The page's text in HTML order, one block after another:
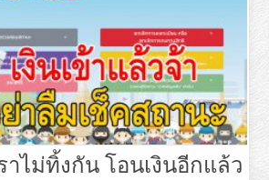
าไม่ทิ้งกัน โอนเงินอีกแล้ว